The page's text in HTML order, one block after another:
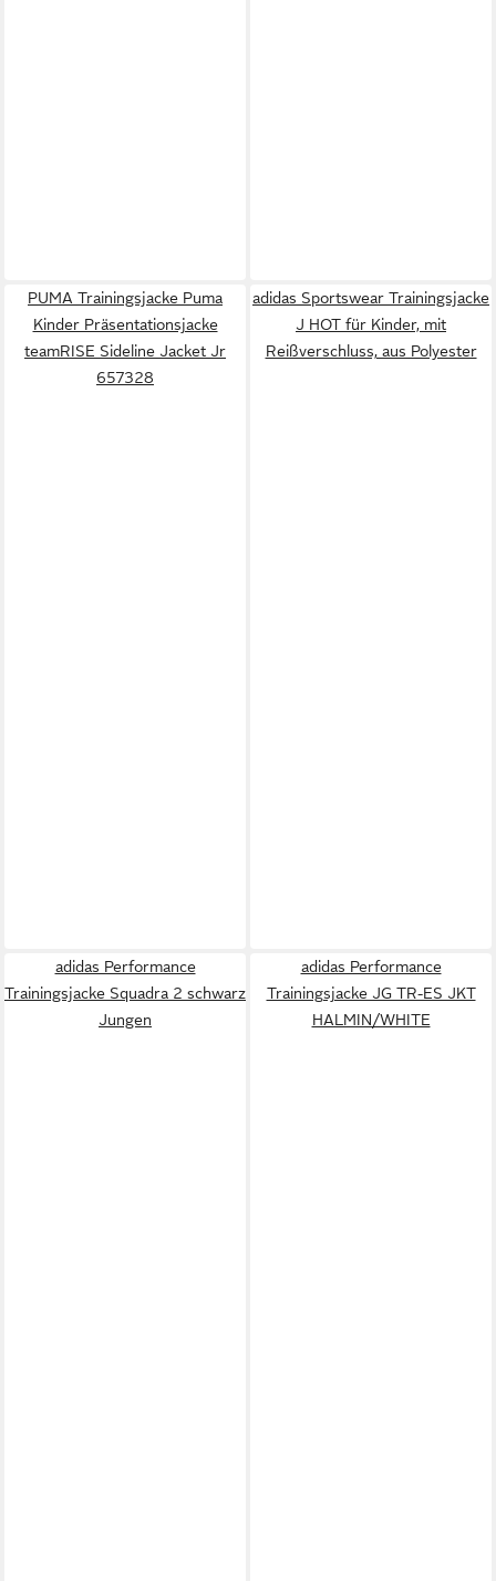
PUMA Trainingsjacke Puma
Kinder Präsentationsjacke
teamRISE Sideline Jacket Jr
657328
adidas Sportswear Trainingsjacke
J HOT für Kinder, mit
Reißverschluss, aus Polyester
adidas Performance
Trainingsjacke Squadra 2 schwarz
Jungen
adidas Performance
Trainingsjacke JG TR-ES JKT
HALMIN/WHITE